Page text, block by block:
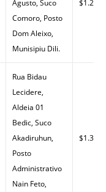
Agusto, Suco
Comoro, Posto
Dom Aleixo,
Munisipiu Dili.
$1.23
Rua Bidau
Lecidere,
Aldeia 01
Bedic, Suco
Akadiruhun,
Posto
Administrativo
Nain Feto,
$1.30